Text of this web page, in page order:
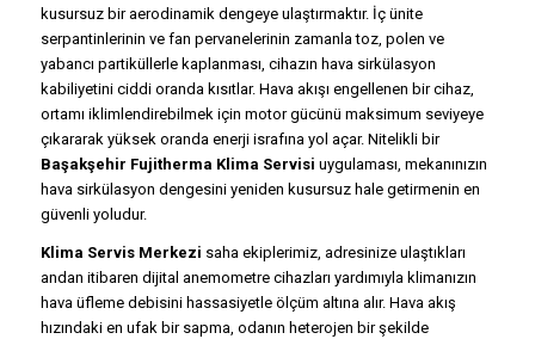
kusursuz bir aerodinamik dengeye ulaştırmaktır. İç ünite
serpantinlerinin ve fan pervanelerinin zamanla toz, polen ve
yabancı partiküllerle kaplanması, cihazın hava sirkülasyon
kabiliyetini ciddi oranda kısıtlar. Hava akışı engellenen bir cihaz,
ortamı iklimlendirebilmek için motor gücünü maksimum seviyeye
çıkararak yüksek oranda enerji israfına yol açar. Nitelikli bir
Başakşehir Fujitherma Klima Servisi uygulaması, mekanınızın
hava sirkülasyon dengesini yeniden kusursuz hale getirmenin en
güvenli yoludur.
Klima Servis Merkezi saha ekiplerimiz, adresinize ulaştıkları
andan itibaren dijital anemometre cihazları yardımıyla klimanızın
hava üfleme debisini hassasiyetle ölçüm altına alır. Hava akış
hızındaki en ufak bir sapma, odanın heterojen bir şekilde